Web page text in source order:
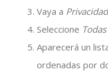
Vaya a Privacidad
Seleccione
Aparecerá un
ordenadas por